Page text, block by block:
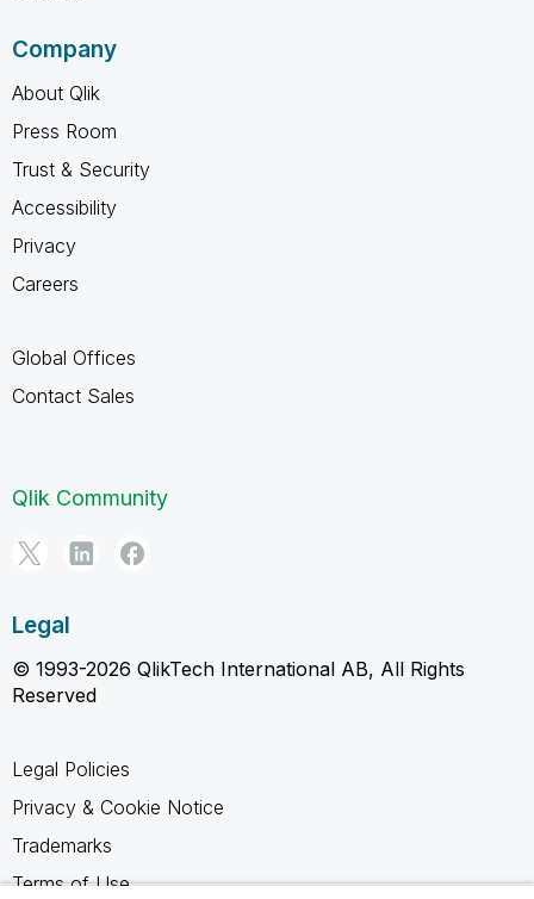
Company
About Qlik
Press Room
Trust & Security
Accessibility
Privacy
Careers
Global Offices
Contact Sales
Qlik Community
Legal
© 1993-2026 QlikTech International AB, All Rights
Reserved
Legal Policies
Privacy & Cookie Notice
Trademarks
Terms of Use